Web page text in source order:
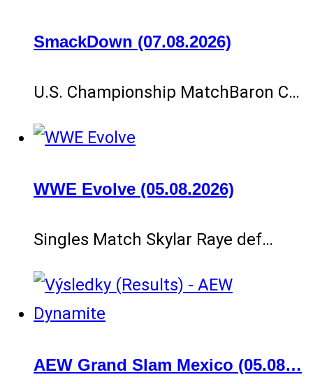
SmackDown (07.08.2026)
U.S. Championship MatchBaron C…
WWE Evolve (05.08.2026)
Singles Match Skylar Raye def…
AEW Grand Slam Mexico (05.08…